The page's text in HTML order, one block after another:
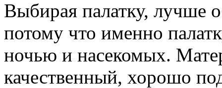
Выбирая палатку, лучше
потому что именно
ночью и насекомых.
качественный, хорошо